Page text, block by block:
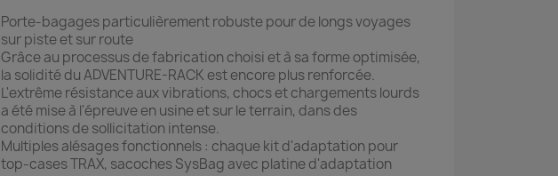
Porte-bagages particulièrement robuste pour de longs voyages
sur piste et sur route
Grâce au processus de fabrication choisi et à sa forme optimisée,
la solidité du ADVENTURE-RACK est encore plus renforcée.
L'extrême résistance aux vibrations, chocs et chargements lourds
a été mise à l'épreuve en usine et sur le terrain, dans des
conditions de sollicitation intense.
Multiples alésages fonctionnels : chaque kit d'adaptation pour
top-cases TRAX, sacoches SysBag avec platine d'adaptation